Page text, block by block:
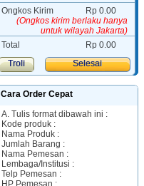
Ongkos Kirim
Rp‎ 0.00
(Ongkos kirim berlaku hanya
untuk wilayah Jakarta)
Total
Rp‎ 0.00
Troli
Selesai
Cara Order Cepat
A. Tulis format dibawah ini :
Kode produk :
Nama Produk :
Jumlah Barang :
Nama Pemesan :
Lembaga/Institusi :
Telp Pemesan :